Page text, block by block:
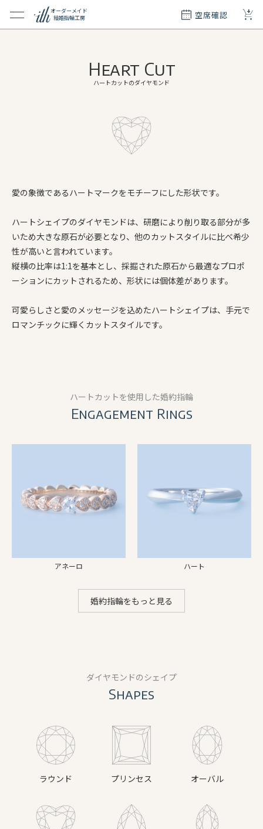
オーダーメイド
結婚指輪工房
空席確認 +
ハートカットのダイヤモンド
Heart Cut
愛の象徴であるハートマークをモチーフにした形状です。
ハートシェイプのダイヤモンドは、研磨により削り取る部分が多
いため大きな原石が必要となり、他のカットスタイルに比べ希少
性が高いと言われています。
縦横の比率は1:1を基本とし、採掘された原石から最適なプロポ
ーションにカットされるため、形状には個体差があります。
可愛らしさと愛のメッセージを込めたハートシェイプは、手元で
ロマンチックに輝くカットスタイルです。
Engagement Rings
ハートカットを使用した婚約指輪
アネーロ ハート
婚約指輪をもっと見る
Shapes
ダイヤモンドのシェイプ
ラウンド プリンセス オーバル